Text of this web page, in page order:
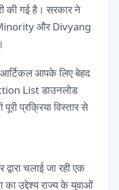
की गई है। सरकार ने
और Divyang
आपके लिए बेहद
List डाउनलोड
प्रक्रिया विस्तार से
चलाई जा रही एक
का उद्देश्य राज्य के युवाओं